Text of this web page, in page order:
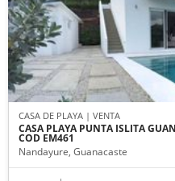
CASA DE PLAYA | VENTA
CASA PLAYA PUNTA ISLITA
COD EM461
Nandayure, Guanacaste